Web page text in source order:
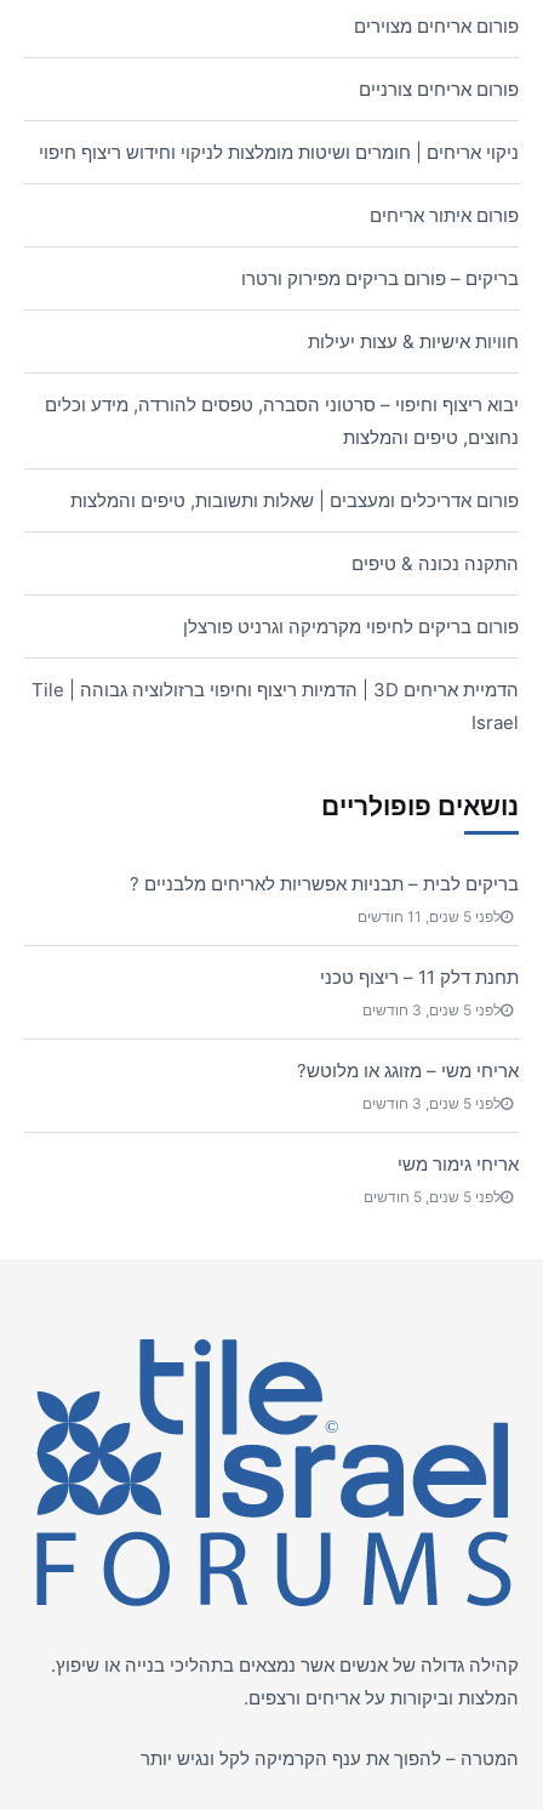
פורום אריחים מצוירים
פורום אריחים צורניים
ניקוי אריחים | חומרים ושיטות מומלצות לניקוי וחידוש ריצוף חיפוי
פורום איתור אריחים
בריקים – פורום בריקים מפירוק ורטרו
חוויות אישיות & עצות יעילות
יבוא ריצוף וחיפוי – סרטוני הסברה, טפסים להורדה, מידע וכלים
נחוצים, טיפים והמלצות
פורום אדריכלים ומעצבים | שאלות ותשובות, טיפים והמלצות
התקנה נכונה & טיפים
פורום בריקים לחיפוי מקרמיקה וגרניט פורצלן
הדמיית אריחים 3D | הדמיות ריצוף וחיפוי ברזולוציה גבוהה | Tile
Israel
נושאים פופולריים
בריקים לבית – תבניות אפשריות לאריחים מלבניים ?
לפני 5 שנים, 11 חודשים
תחנת דלק 11 – ריצוף טכני
לפני 5 שנים, 3 חודשים
אריחי משי – מזוגג או מלוטש?
לפני 5 שנים, 3 חודשים
אריחי גימור משי
לפני 5 שנים, 5 חודשים
קהילה גדולה של אנשים אשר נמצאים בתהליכי בנייה או שיפוץ.
המלצות וביקורות על אריחים ורצפים.
המטרה – להפוך את ענף הקרמיקה לקל ונגיש יותר